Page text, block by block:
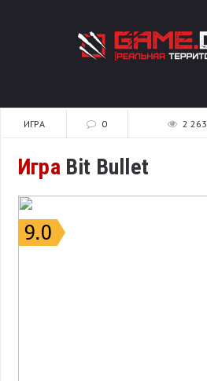
ИГРА 0 2 263
ИграBit Bullet